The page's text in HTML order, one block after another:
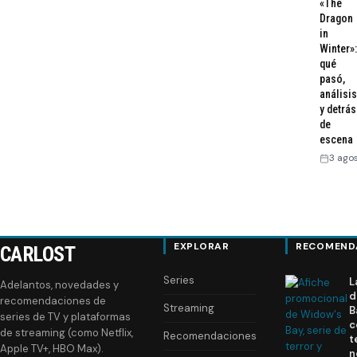
«The
Dragon
in
Winter»:
qué
pasó,
análisis
y detrás
de
escena
3
CARLOST
Adelantos, novedades y
recomendaciones de
series de TV y plataformas
de streaming (como Netflix,
Apple TV+, HBO Max).
EXPLORAR
Series
Streaming
Recomendaciones